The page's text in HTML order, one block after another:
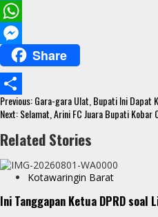
a
c
b
o
o
k
T
w
t
t
e
r
W
a
t
s
A
p
e
s
s
e
n
e
Share
S
a
r
e
Continue
Reading
Previous:Gara-gara Ulat, Bupati Ini Dapat
Next:Selamat, Arini FC Juara Bupati Kobar
Related Stories
Kotawaringin Barat
Ini Tanggapan Ketua DPRD soal